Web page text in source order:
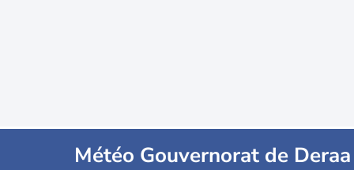
Météo Gouvernorat de Deraa